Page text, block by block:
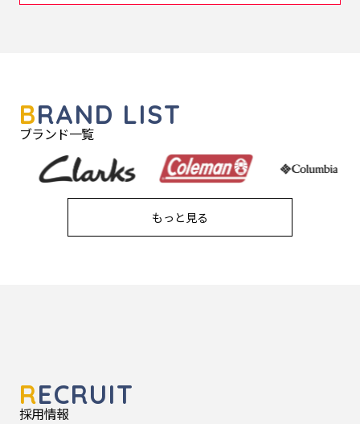
BRAND LIST
ブランド一覧
もっと見る
RECRUIT
採用情報